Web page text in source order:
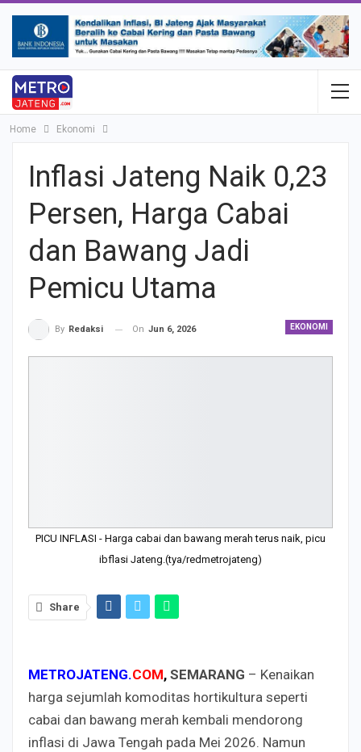
Home Ekonomi
Inflasi Jateng Naik 0,23
Persen, Harga Cabai
dan Bawang Jadi
Pemicu Utama
EKONOMI
By Redaksi On Jun 6, 2026
PICU INFLASI - Harga cabai dan bawang merah terus naik, picu
ibflasi Jateng.(tya/redmetrojateng)
Share
METROJATENG.COM, SEMARANG – Kenaikan
harga sejumlah komoditas hortikultura seperti
cabai dan bawang merah kembali mendorong
inflasi di Jawa Tengah pada Mei 2026. Namun